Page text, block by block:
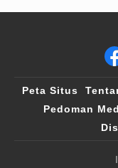
Peta Situs
Pedoman